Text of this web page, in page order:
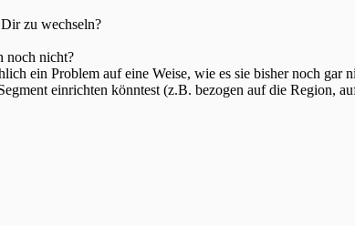
zu wechseln?
noch nicht?
ein Problem auf eine Weise, wie es sie bisher noch gar
einrichten könntest (z.B. bezogen auf die Region,